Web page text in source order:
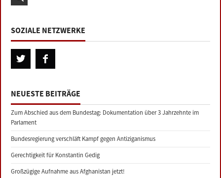
SOZIALE NETZWERKE
NEUESTE BEITRÄGE
Zum Abschied aus dem Bundestag: Dokumentation über 3 Jahrzehnte im
Parlament
Bundesregierung verschläft Kampf gegen Antiziganismus
Gerechtigkeit für Konstantin Gedig
Großzügige Aufnahme aus Afghanistan jetzt!